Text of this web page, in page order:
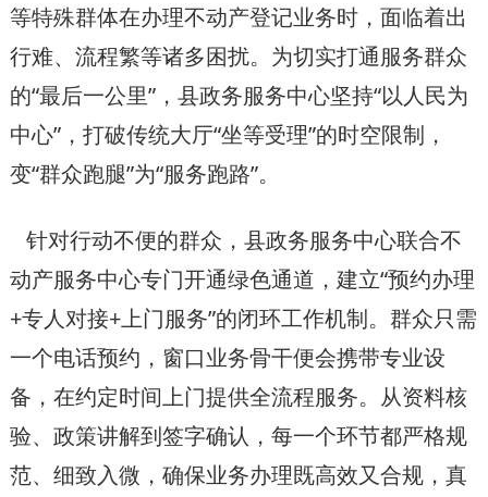
等特殊群体在办理不动产登记业务时，面临着出
行难、流程繁等诸多困扰。为切实打通服务群众
的“最后一公里”，县政务服务中心坚持“以人民为
中心”，打破传统大厅“坐等受理”的时空限制，
变“群众跑腿”为“服务跑路”。
针对行动不便的群众，县政务服务中心联合不
动产服务中心专门开通绿色通道，建立“预约办理
+专人对接+上门服务”的闭环工作机制。群众只需
一个电话预约，窗口业务骨干便会携带专业设
备，在约定时间上门提供全流程服务。从资料核
验、政策讲解到签字确认，每一个环节都严格规
范、细致入微，确保业务办理既高效又合规，真